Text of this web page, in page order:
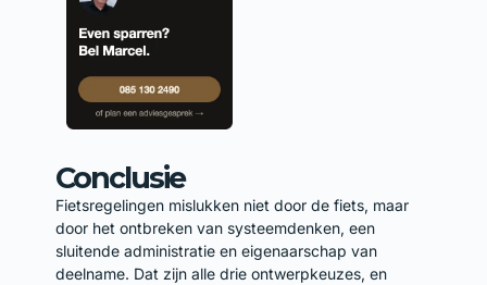
Conclusie
Fietsregelingen mislukken niet door de fiets, maar
door het ontbreken van systeemdenken, een
sluitende administratie en eigenaarschap van
deelname. Dat zijn alle drie ontwerpkeuzes, en